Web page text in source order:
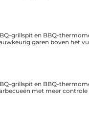
grillspit en BBQ-
garen boven het
grillspit en BBQ-
met meer controle